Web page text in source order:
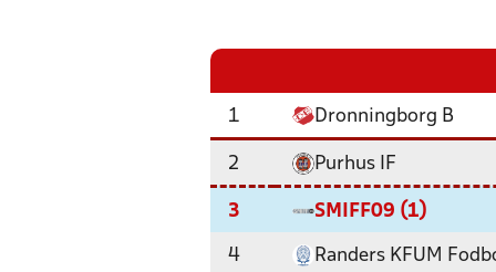
1 Dronningborg B
2 Purhus IF
3 SMIFF09 (1)
4 Randers KFUM